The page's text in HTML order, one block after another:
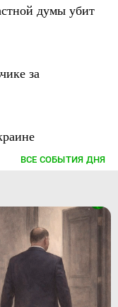
думы убит
за
ВСЕ СОБЫТИЯ ДНЯ